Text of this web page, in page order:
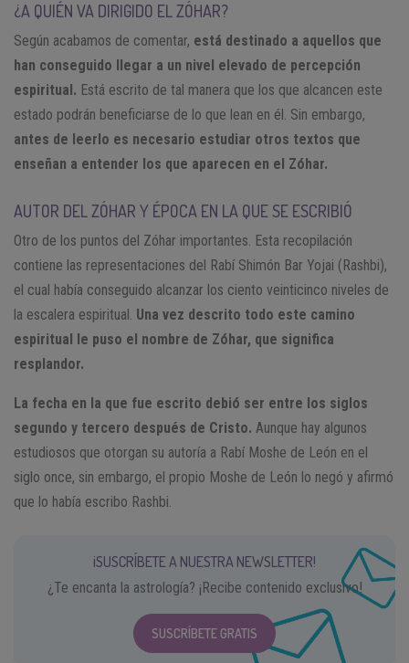
¿A QUIÉN VA DIRIGIDO EL ZÓHAR?
Según acabamos de comentar, está destinado a aquellos que
han conseguido llegar a un nivel elevado de percepción
espiritual. Está escrito de tal manera que los que alcancen este
estado podrán beneficiarse de lo que lean en él. Sin embargo,
antes de leerlo es necesario estudiar otros textos que
enseñan a entender los que aparecen en el Zóhar.
AUTOR DEL ZÓHAR Y ÉPOCA EN LA QUE SE ESCRIBIÓ
Otro de los puntos del Zóhar importantes. Esta recopilación
contiene las representaciones del Rabí Shimón Bar Yojai (Rashbi),
el cual había conseguido alcanzar los ciento veinticinco niveles de
la escalera espiritual. Una vez descrito todo este camino
espiritual le puso el nombre de Zóhar, que significa
resplandor.
La fecha en la que fue escrito debió ser entre los siglos
segundo y tercero después de Cristo. Aunque hay algunos
estudiosos que otorgan su autoría a Rabí Moshe de León en el
siglo once, sin embargo, el propio Moshe de León lo negó y afirmó
que lo había escribo Rashbi.
¡SUSCRÍBETE A NUESTRA NEWSLETTER!
¿Te encanta la astrología? ¡Recibe contenido exclusivo!
SUSCRÍBETE GRATIS